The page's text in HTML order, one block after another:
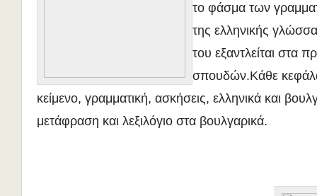
το φάσμα των
της ελληνικής
του εξαντλείται στα
σπουδών.Κάθε
κείμενο, γραμματική, ασκήσεις, ελληνικά και
μετάφραση και λεξιλόγιο στα βουλγαρικά.